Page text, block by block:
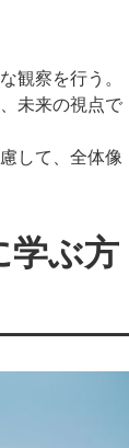
観察を行う。
未来の視点で
して、全体像
学ぶ方